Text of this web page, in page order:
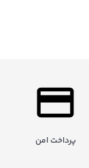
پرداخت امن